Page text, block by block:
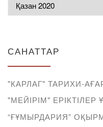
САНАТТАР
"КАРЛАГ" ТАРИХИ-
"МЕЙІРІМ"
“ҒҰМЫРДАРИЯ”